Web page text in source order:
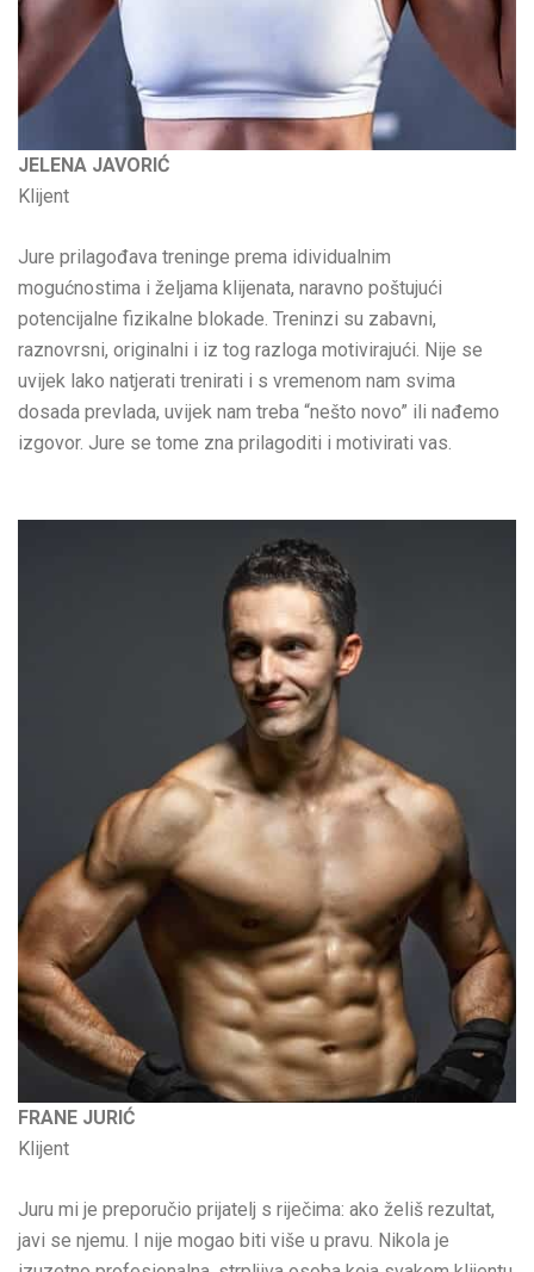
JELENA JAVORIĆ
Klijent
Jure prilagođava treninge prema idividualnim
mogućnostima i željama klijenata, naravno poštujući
potencijalne fizikalne blokade. Treninzi su zabavni,
raznovrsni, originalni i iz tog razloga motivirajući. Nije se
uvijek lako natjerati trenirati i s vremenom nam svima
dosada prevlada, uvijek nam treba “nešto novo” ili nađemo
izgovor. Jure se tome zna prilagoditi i motivirati vas.
FRANE JURIĆ
Klijent
Juru mi je preporučio prijatelj s riječima: ako želiš rezultat,
javi se njemu. I nije mogao biti više u pravu. Nikola je